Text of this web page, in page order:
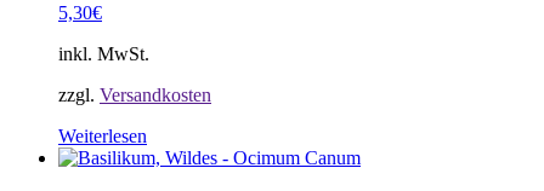
5,30€
inkl. MwSt.
zzgl. Versandkosten
Weiterlesen